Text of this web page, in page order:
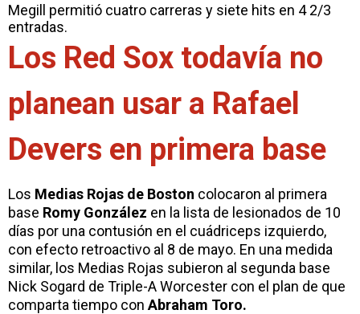
Megill permitió cuatro carreras y siete hits en 4 2/3
entradas.
Los Red Sox todavía no
planean usar a Rafael
Devers en primera base
Los Medias Rojas de Boston colocaron al primera
base Romy González en la lista de lesionados de 10
días por una contusión en el cuádriceps izquierdo,
con efecto retroactivo al 8 de mayo. En una medida
similar, los Medias Rojas subieron al segunda base
Nick Sogard de Triple-A Worcester con el plan de que
comparta tiempo con Abraham Toro.